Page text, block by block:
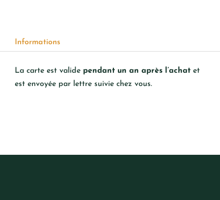
Informations
La carte est valide pendant un an après l’achat et
est envoyée par lettre suivie chez vous.